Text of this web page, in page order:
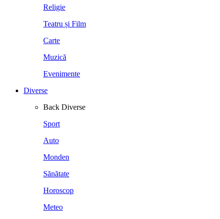
Religie
Teatru și Film
Carte
Muzică
Evenimente
Diverse
Back Diverse
Sport
Auto
Monden
Sănătate
Horoscop
Meteo